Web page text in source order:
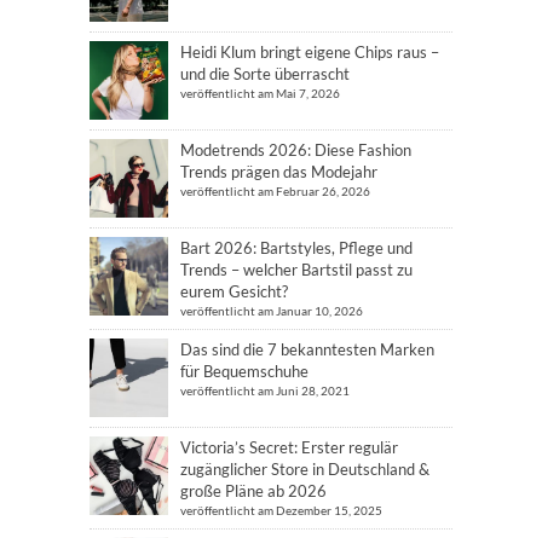
Heidi Klum bringt eigene Chips raus –
und die Sorte überrascht
veröffentlicht am Mai 7, 2026
Modetrends 2026: Diese Fashion
Trends prägen das Modejahr
veröffentlicht am Februar 26, 2026
Bart 2026: Bartstyles, Pflege und
Trends – welcher Bartstil passt zu
eurem Gesicht?
veröffentlicht am Januar 10, 2026
Das sind die 7 bekanntesten Marken
für Bequemschuhe
veröffentlicht am Juni 28, 2021
Victoria’s Secret: Erster regulär
zugänglicher Store in Deutschland &
große Pläne ab 2026
veröffentlicht am Dezember 15, 2025